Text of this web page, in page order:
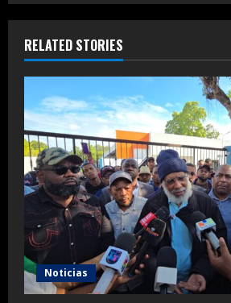
RELATED STORIES
Noticias